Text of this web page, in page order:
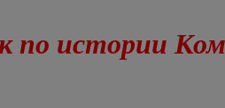
по истории